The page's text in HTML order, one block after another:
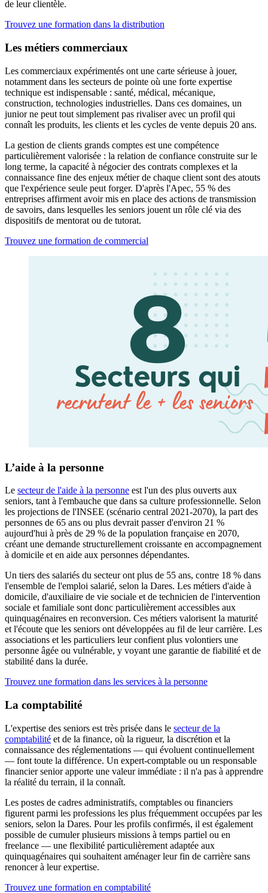
de leur clientèle.
Trouvez une formation dans la distribution
Les métiers commerciaux
Les commerciaux expérimentés ont une carte sérieuse à jouer,
notamment dans les secteurs de pointe où une forte expertise
technique est indispensable : santé, médical, mécanique,
construction, technologies industrielles. Dans ces domaines, un
junior ne peut tout simplement pas rivaliser avec un profil qui
connaît les produits, les clients et les cycles de vente depuis 20 ans.
La gestion de clients grands comptes est une compétence
particulièrement valorisée : la relation de confiance construite sur le
long terme, la capacité à négocier des contrats complexes et la
connaissance fine des enjeux métier de chaque client sont des atouts
que l'expérience seule peut forger. D'après l'Apec, 55 % des
entreprises affirment avoir mis en place des actions de transmission
de savoirs, dans lesquelles les seniors jouent un rôle clé via des
dispositifs de mentorat ou de tutorat.
Trouvez une formation de commercial
L’aide à la personne
Le secteur de l'aide à la personne est l'un des plus ouverts aux
seniors, tant à l'embauche que dans sa culture professionnelle. Selon
les projections de l'INSEE (scénario central 2021-2070), la part des
personnes de 65 ans ou plus devrait passer d'environ 21 %
aujourd'hui à près de 29 % de la population française en 2070,
créant une demande structurellement croissante en accompagnement
à domicile et en aide aux personnes dépendantes.
Un tiers des salariés du secteur ont plus de 55 ans, contre 18 % dans
l'ensemble de l'emploi salarié, selon la Dares. Les métiers d'aide à
domicile, d'auxiliaire de vie sociale et de technicien de l'intervention
sociale et familiale sont donc particulièrement accessibles aux
quinquagénaires en reconversion. Ces métiers valorisent la maturité
et l'écoute que les seniors ont développées au fil de leur carrière. Les
associations et les particuliers leur confient plus volontiers une
personne âgée ou vulnérable, y voyant une garantie de fiabilité et de
stabilité dans la durée.
Trouvez une formation dans les services à la personne
La comptabilité
L'expertise des seniors est très prisée dans le secteur de la
comptabilité et de la finance, où la rigueur, la discrétion et la
connaissance des réglementations — qui évoluent continuellement
— font toute la différence. Un expert-comptable ou un responsable
financier senior apporte une valeur immédiate : il n'a pas à apprendre
la réalité du terrain, il la connaît.
Les postes de cadres administratifs, comptables ou financiers
figurent parmi les professions les plus fréquemment occupées par les
seniors, selon la Dares. Pour les profils confirmés, il est également
possible de cumuler plusieurs missions à temps partiel ou en
freelance — une flexibilité particulièrement adaptée aux
quinquagénaires qui souhaitent aménager leur fin de carrière sans
renoncer à leur expertise.
Trouvez une formation en comptabilité